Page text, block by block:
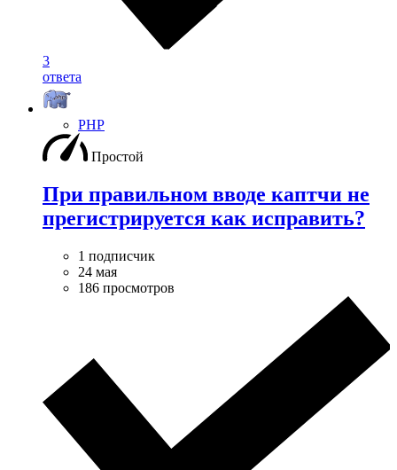
3
ответа
PHP
Простой
При правильном вводе каптчи не
прегистрируется как исправить?
1 подписчик
24 мая
186 просмотров